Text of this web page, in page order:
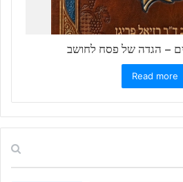
– הגדה של פסח לחושב
Read more